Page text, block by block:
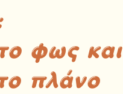
φως και
πλάνο